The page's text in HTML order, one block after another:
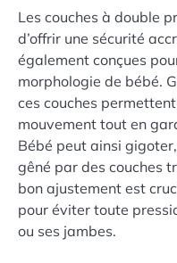
Les couches à double
d’offrir une sécurité
également conçues
morphologie de bébé.
ces couches
mouvement tout en
Bébé peut ainsi
gêné par des couches
bon ajustement est
pour éviter toute
ou ses jambes.